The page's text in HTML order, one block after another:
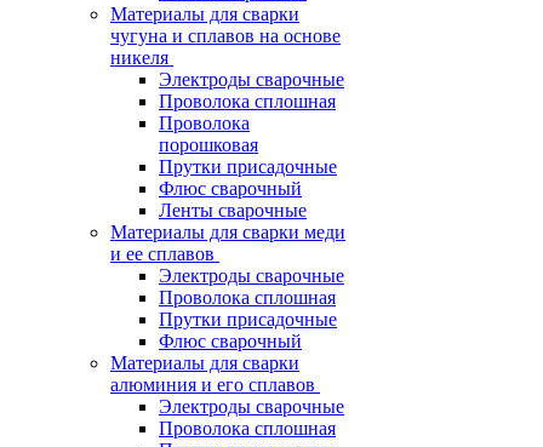
Материалы для сварки
чугуна и сплавов на основе
никеля
Электроды сварочные
Проволока сплошная
Проволока
порошковая
Прутки присадочные
Флюс сварочный
Ленты сварочные
Материалы для сварки меди
и ее сплавов
Электроды сварочные
Проволока сплошная
Прутки присадочные
Флюс сварочный
Материалы для сварки
алюминия и его сплавов
Электроды сварочные
Проволока сплошная